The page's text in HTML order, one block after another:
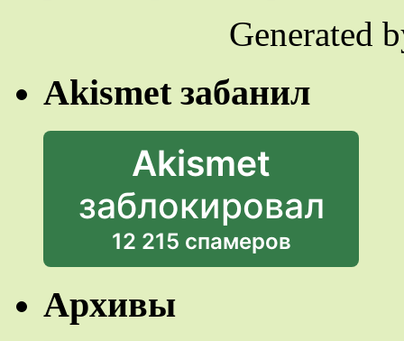
Generated
Akismet забанил
Akismet
заблокировал
12 215 спамеров
Архивы